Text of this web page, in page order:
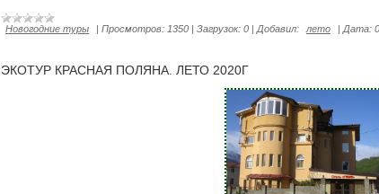
Новогодние туры | Просмотров: 1350 | Загрузок: 0 | Добавил: лето | Дата:
ЭКОТУР КРАСНАЯ ПОЛЯНА. ЛЕТО 2020Г